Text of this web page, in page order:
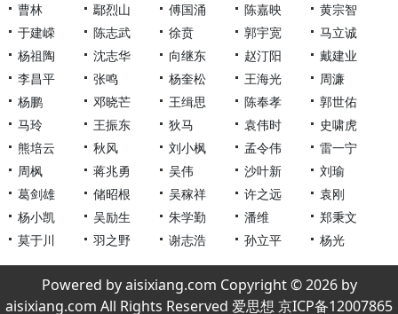
曹林
鄢烈山 傅国涌 陈嘉映
黄宗智
于建嵘
陈志武 徐贲 郭宇宽
马立诚
杨祖陶
沈志华 向继东 赵汀阳
戴建业
李昌平
张鸣 杨奎松 王海光
周濂
杨鹏
邓晓芒 王缉思 陈奉孝
郭世佑
马玲
王振东 狄马 袁伟时
史啸虎
熊培云
秋风 刘小枫 孟令伟
雷一宁
周枫
蒋兆勇 吴伟 沙叶新
刘瑜
葛剑雄
储昭根 吴稼祥 许之远
袁刚
杨小凯
吴励生 朱学勤 潘维
郑秉文
莫于川
羽之野 谢志浩 孙立平 杨光
Powered by aisixiang.com Copyright © 2026 by
aisixiang.com All Rights Reserved 爱思想 京ICP备12007865